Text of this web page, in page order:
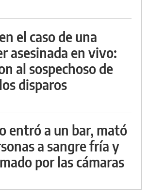
el caso de una
asesinada en vivo:
al sospechoso de
disparos
entró a un bar, mató
a sangre fría y
por las cámaras